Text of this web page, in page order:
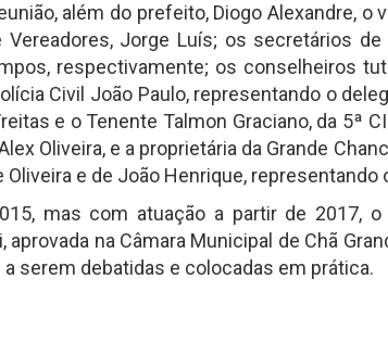
além do prefeito, Diogo Alexandre, o
Vereadores, Jorge Luís; os secretários
respectivamente; os conselheiros
Civil João Paulo, representando o
e o Tenente Talmon Graciano, da 5ª
Oliveira, e a proprietária da Grande
Oliveira e de João Henrique, representando
mas com atuação a partir de 2017, o
aprovada na Câmara Municipal de Chã
serem debatidas e colocadas em prática.